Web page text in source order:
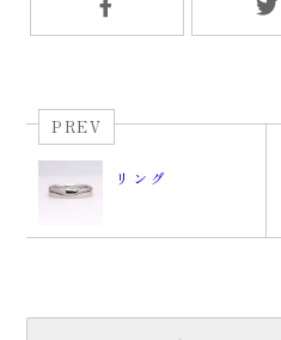
PREV
リング